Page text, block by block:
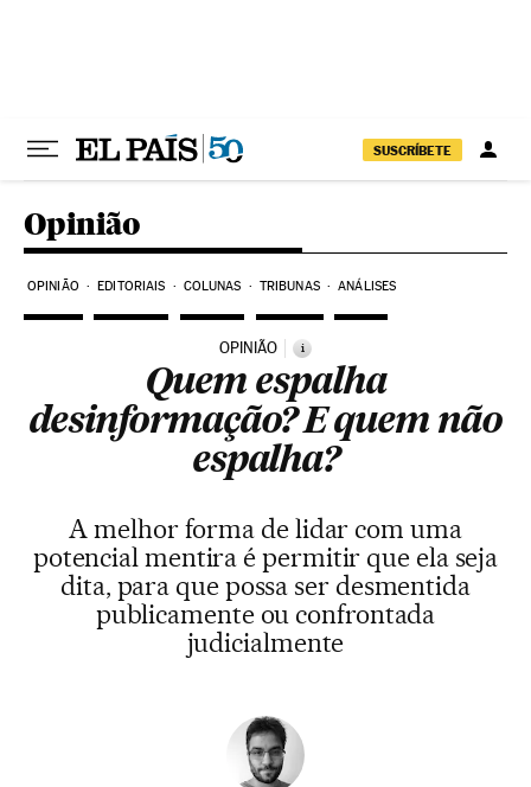
SUSCRÍBETE
Opinião
OPINIÃO EDITORIAIS COLUNAS TRIBUNAS ANÁLISES
OPINIÃO i
Quem espalha
desinformação? E quem não
espalha?
A melhor forma de lidar com uma
potencial mentira é permitir que ela seja
dita, para que possa ser desmentida
publicamente ou confrontada
judicialmente